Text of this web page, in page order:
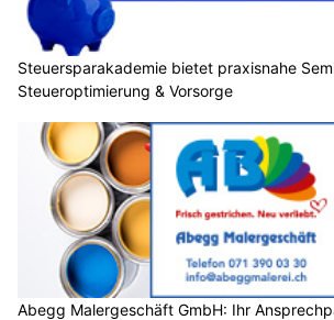
Steuersparakademie bietet praxisnahe
Steueroptimierung & Vorsorge
Abegg Malergeschäft GmbH: Ihr